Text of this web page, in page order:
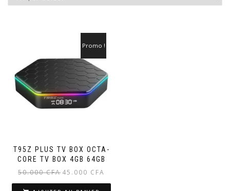
T95Z PLUS TV BOX OCTA-
CORE TV BOX 4GB 64GB
Promo !
50.000CFA Le
prix
45.000 CFA
prix